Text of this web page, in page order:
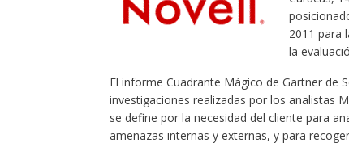
2011 para
la
El informe Cuadrante Mágico de Gartner de
investigaciones realizadas por los analistas
se define por la necesidad del cliente para
amenazas internas y externas, y para